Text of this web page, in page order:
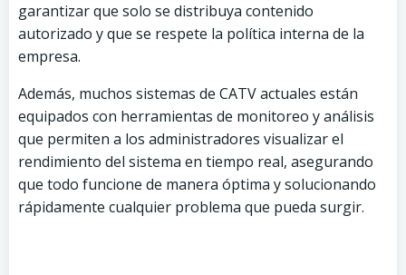
garantizar que solo se distribuya contenido
autorizado y que se respete la política interna de la
empresa.
Además, muchos sistemas de CATV actuales están
equipados con herramientas de monitoreo y análisis
que permiten a los administradores visualizar el
rendimiento del sistema en tiempo real, asegurando
que todo funcione de manera óptima y solucionando
rápidamente cualquier problema que pueda surgir.